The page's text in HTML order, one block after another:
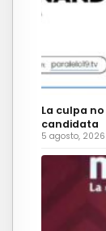
La culpa
candidata
5 agosto, 2026